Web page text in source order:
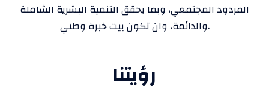
المردود المجتمعي، وبما يحقق التنمية البشرية الشاملة
والدائمة، وان تكون بيت خبرة وطني.
رؤيتنا